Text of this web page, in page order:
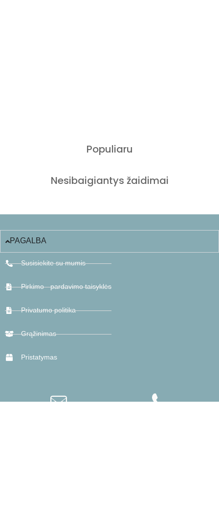
Populiaru
Nesibaigiantys žaidimai
PAGALBA
Susisiekite su mumis
Pirkimo - pardavimo taisyklės
Privatumo politika
Grąžinimas
Pristatymas